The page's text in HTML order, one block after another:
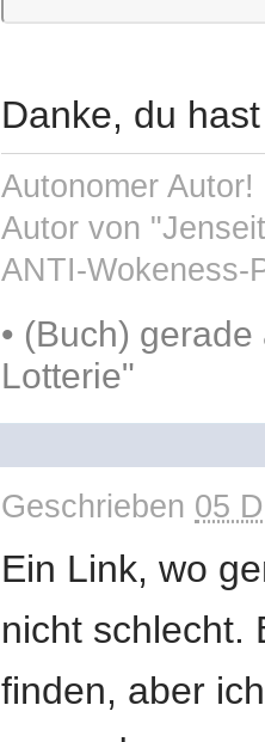
Danke, du
Autonomer
Autor von
ANTI-Wokeness-
• (Buch) gerade
Lotterie"
Geschrieben 05
Ein Link, wo
nicht schlecht.
finden, aber